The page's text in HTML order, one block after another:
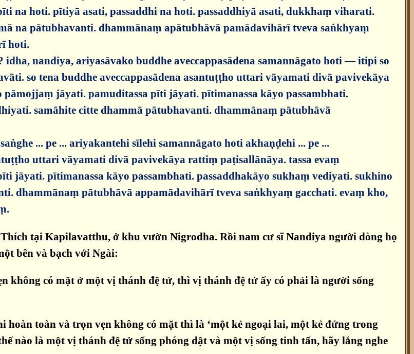
na hoti. pītiyā asati, passaddhi na hoti. passaddhiyā asati, dukkhaṃ viharati.
na pātubhavanti. dhammānaṃ apātubhāvā pamādavihārī tveva saṅkhyaṃ
hoti.
nandiya, ariyasāvako buddhe aveccappasādena samannāgato hoti — itipi so
so tena buddhe aveccappasādena asantuṭṭho uttari vāyamati divā pavivekāya
jāyati. pamuditassa pīti jāyati. pītimanassa kāyo passambhati.
samāhite citte dhammā pātubhavanti. dhammānaṃ pātubhāvā
... pe ... ariyakantehi sīlehi samannāgato hoti akhaṇḍehi ... pe ...
uttari vāyamati divā pavivekāya rattiṃ paṭisallānāya. tassa evaṃ
jāyati. pītimanassa kāyo passambhati. passaddhakāyo sukhaṃ vediyati. sukhino
dhammānaṃ pātubhāvā appamādavihārī tveva saṅkhyaṃ gacchati. evaṃ kho,
tại Kapilavatthu, ở khu vườn Nigrodha. Rồi nam cư sĩ Nandiya người dòng họ
bên và bạch với Ngài:
không có mặt ở một vị thánh đệ tử, thì vị thánh đệ tử ấy có phải là người sống
toàn và trọn vẹn không có mặt thì là ‘một kẻ ngoại lai, một kẻ đứng trong
nào là một vị thánh đệ tử sống phóng dật và một vị sống tinh tấn, hãy lắng nghe